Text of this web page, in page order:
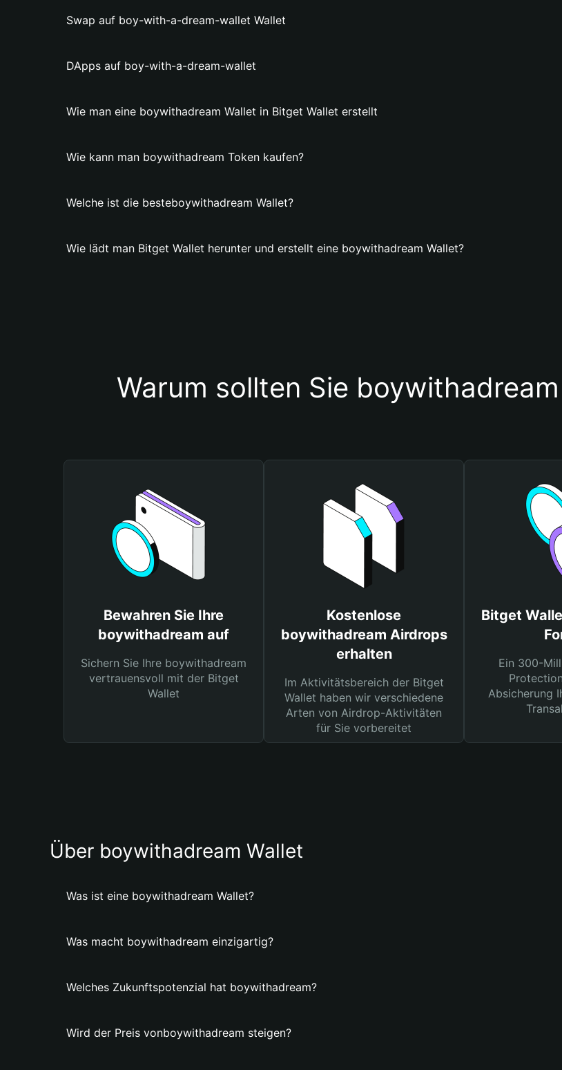
Swap auf boy-with-a-dream-wallet Wallet
DApps auf boy-with-a-dream-wallet
Wie man eine boywithadream Wallet in Bitget Wallet erstellt
Wie kann man boywithadream Token kaufen?
Welche ist die besteboywithadream Wallet?
Wie lädt man Bitget Wallet herunter und erstellt eine boywithadream Wallet?
Warum sollten Sie
Bewahren Sie Ihre
boywithadream auf
Sichern Sie Ihre boywithadream
vertrauensvoll mit der Bitget
Wallet
Kostenlose
boywithadream Airdrops
erhalten
Im Aktivitätsbereich der Bitget
Wallet haben wir verschiedene
Arten von Airdrop-Aktivitäten
für Sie vorbereitet
Bitget
Ein 300-
Absicherung
Über boywithadream Wallet
Was ist eine boywithadream Wallet?
Was macht boywithadream einzigartig?
Welches Zukunftspotenzial hat boywithadream?
Wird der Preis vonboywithadream steigen?